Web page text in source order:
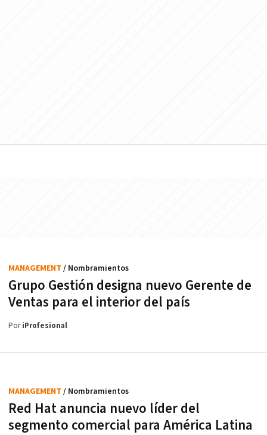
Grupo Gestión designa nuevo Gerente de
Ventas para el interior del país
MANAGEMENT / Nombramientos
PoriProfesional
Red Hat anuncia nuevo líder del
segmento comercial para América Latina
MANAGEMENT / Nombramientos